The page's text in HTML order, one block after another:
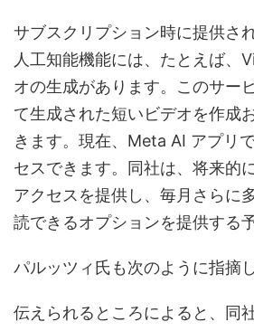
サブスクリプション時に提供さ
人工知能機能には、たとえば、
オの生成があります。このサー
て生成された短いビデオを作成
きます。現在、Meta AI アプリ
セスできます。同社は、将来的
アクセスを提供し、毎月さらに
読​​できるオプションを提供する
パルッツィ氏も次のように指摘
伝えられるところによると、同